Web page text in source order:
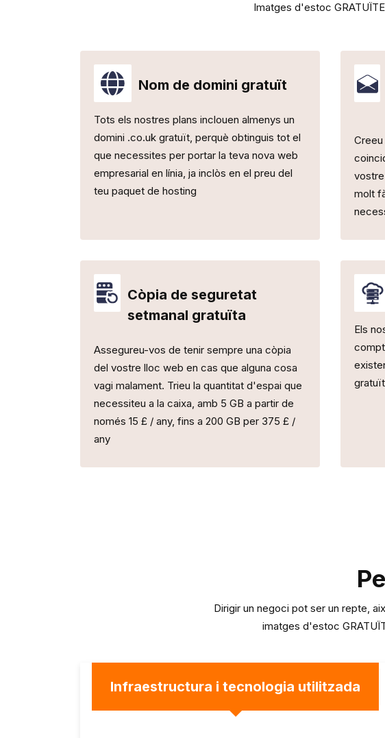
Imatges d'estoc
Nom de domini gratuït
Tots els nostres plans inclouen almenys un
domini .co.uk gratuït, perquè obtinguis tot el
que necessites per portar la teva nova web
empresarial en línia, ja inclòs en el preu del
teu paquet de hosting
molt
Còpia de seguretat
setmanal gratuïta
Assegureu-vos de tenir sempre una còpia
del vostre lloc web en cas que alguna cosa
vagi malament. Trieu la quantitat d'espai que
necessiteu a la caixa, amb 5 GB a partir de
només 15 £ / any, fins a 200 GB per 375 £ /
any
Els
Dirigir un negoci pot ser un repte,
imatges d'estoc
Infraestructura i tecnologia utilitzada